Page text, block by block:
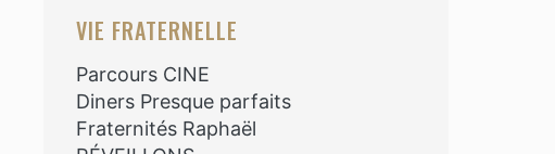
VIE FRATERNELLE
Parcours CINE
Diners Presque parfaits
Fraternités Raphaël